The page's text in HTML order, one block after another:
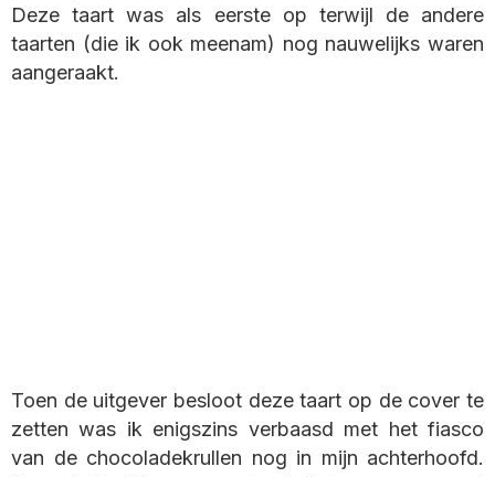
Deze taart was als eerste op terwijl de andere
taarten (die ik ook meenam) nog nauwelijks waren
aangeraakt.
Toen de uitgever besloot deze taart op de cover te
zetten was ik enigszins verbaasd met het fiasco
van de chocoladekrullen nog in mijn achterhoofd.